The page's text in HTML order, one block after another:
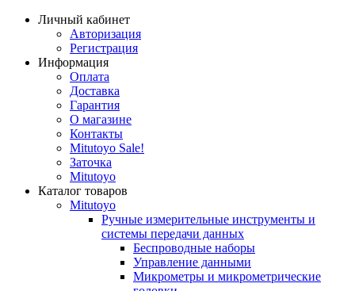
Личный кабинет
Авторизация
Регистрация
Информация
Оплата
Доставка
Гарантия
О магазине
Контакты
Mitutoyo Sale!
Заточка
Mitutoyo
Каталог товаров
Mitutoyo
Ручные измерительные инструменты и
системы передачи данных
Беспроводные наборы
Управление данными
Микрометры и микрометрические